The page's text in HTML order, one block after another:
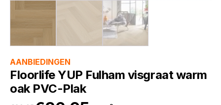
AANBIEDINGEN
Floorlife YUP Fulham visgraat warm
oak PVC-Plak